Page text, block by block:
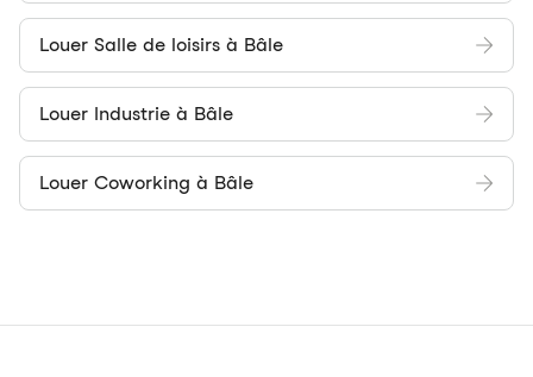
Louer Salle de loisirs à Bâle
Louer Industrie à Bâle
Louer Coworking à Bâle